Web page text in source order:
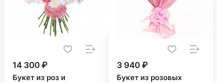
14 300 ₽
Букет из роз и
3 940 ₽
Букет из розовых